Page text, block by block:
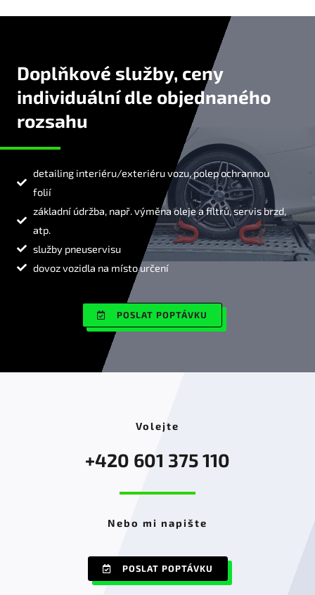
Doplňkové služby, ceny
individuální dle objednaného
rozsahu
detailing interiéru/exteriéru vozu, polep ochrannou
folií
základní údržba, např. výměna oleje a filtrů, servis brzd,
atp.
služby pneuservisu
dovoz vozidla na místo určení
POSLAT POPTÁVKU
Volejte
+420 601 375 110
Nebo mi napište
POSLAT POPTÁVKU